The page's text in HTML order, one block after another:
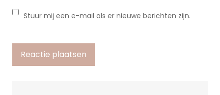
Stuur mij een e-mail als er nieuwe berichten zijn.